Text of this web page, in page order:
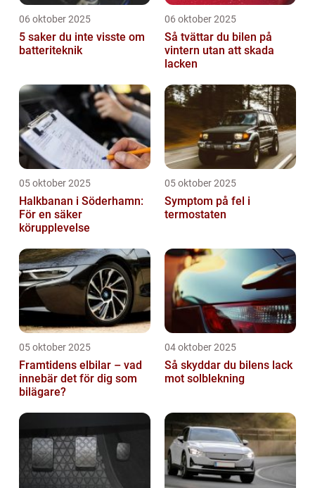
06 oktober 2025
5 saker du inte visste om
batteriteknik
06 oktober 2025
Så tvättar du bilen på
vintern utan att skada
lacken
05 oktober 2025
Halkbanan i Söderhamn:
För en säker
körupplevelse
05 oktober 2025
Symptom på fel i
termostaten
05 oktober 2025
Framtidens elbilar – vad
innebär det för dig som
bilägare?
04 oktober 2025
Så skyddar du bilens lack
mot solblekning